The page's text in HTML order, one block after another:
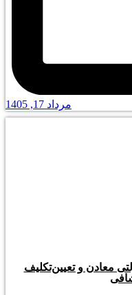
مرداد 17, 1405
معادن و تعیین‌تکلیف